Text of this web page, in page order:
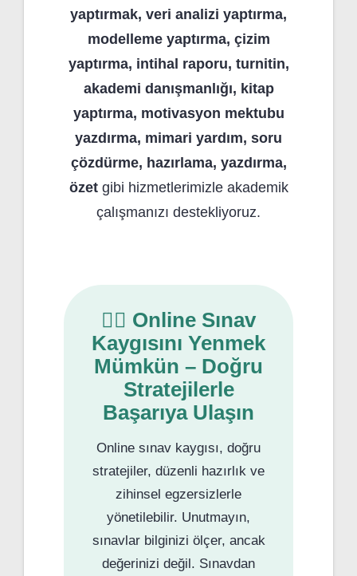
yaptırmak, veri analizi yaptırma,
modelleme yaptırma, çizim
yaptırma, intihal raporu, turnitin,
akademi danışmanlığı, kitap
yaptırma, motivasyon mektubu
yazdırma, mimari yardım, soru
çözdürme, hazırlama, yazdırma,
özetgibi hizmetlerimizle akademik
çalışmanızı destekliyoruz.
🧘‍♀️ Online Sınav
Kaygısını Yenmek
Mümkün – Doğru
Stratejilerle
Başarıya Ulaşın
Online sınav kaygısı, doğru
stratejiler, düzenli hazırlık ve
zihinsel egzersizlerle
yönetilebilir. Unutmayın,
sınavlar bilginizi ölçer, ancak
değerinizi değil. Sınavdan